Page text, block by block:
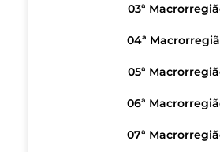
03ª
04ª
05ª
06ª
07ª